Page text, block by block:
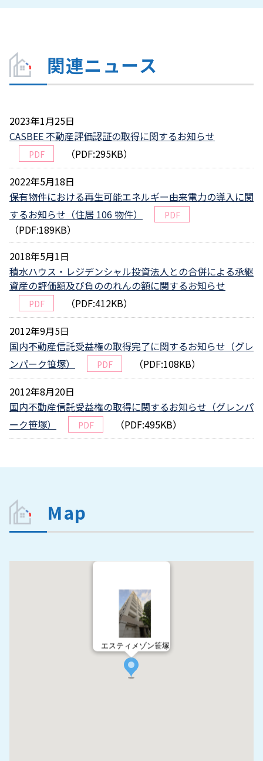
関連ニュース
2023年1月25日
CASBEE 不動産評価認証の取得に関するお知らせ
PDF
（PDF:295KB）
2022年5月18日
保有物件における再生可能エネルギー由来電力の導入に関
するお知らせ（住居 106 物件）
PDF
（PDF:189KB）
2018年5月1日
積水ハウス・レジデンシャル投資法人との合併による承継
資産の評価額及び負ののれんの額に関するお知らせ
PDF
（PDF:412KB）
2012年9月5日
国内不動産信託受益権の取得完了に関するお知らせ（グレ
ンパーク笹塚）
PDF
（PDF:108KB）
2012年8月20日
国内不動産信託受益権の取得に関するお知らせ（グレンパ
ーク笹塚）
PDF （PDF:495KB）
Map
エスティメゾン笹塚